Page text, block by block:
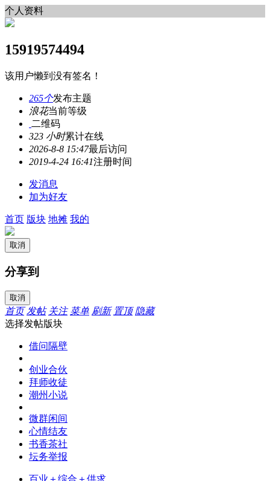
个人资料
15919574494
该用户懒到没有签名！
265个发布主题
浪花当前等级
二维码
323 小时累计在线
2026-8-8 15:47最后访问
2019-4-24 16:41注册时间
发消息
加为好友
首页 版块 地摊 我的
取消
分享到
取消
首页 发帖 关注 菜单 刷新 置顶 隐藏
选择发帖版块
借问隔壁
创业合伙
拜师收徒
潮州小说
微群闲间
心情结友
书香茶社
坛务举报